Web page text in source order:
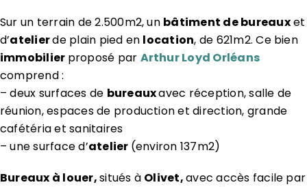
Sur un terrain de 2.500m2, un bâtiment de bureauxet
d’atelierde plain pied en location, de 621m2. Ce bien
immobilier proposé par Arthur Loyd Orléans
comprend :
– deux surfaces de bureauxavec réception, salle de
réunion, espaces de production et direction, grande
cafétéria et sanitaires
– une surface d’atelier (environ 137m2)
Bureaux à louer,situés à Olivet,avec accès facile par